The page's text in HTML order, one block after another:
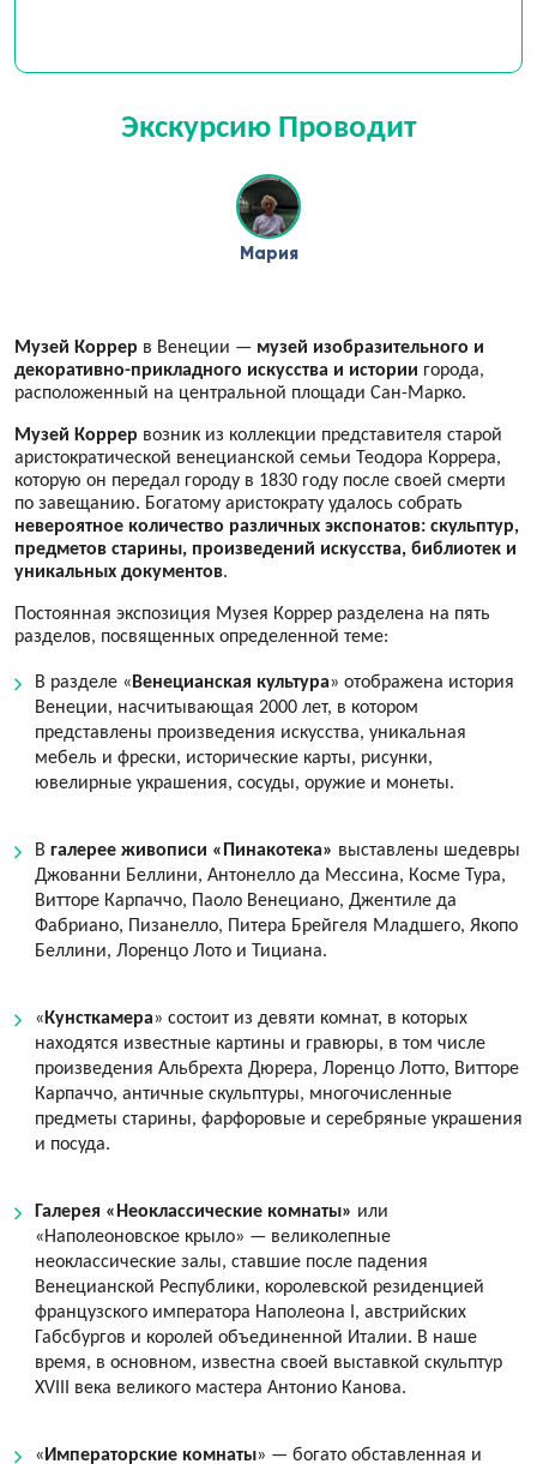
Музей Коррер в Венеции — музей изобразительного и
декоративно-прикладного искусства и истории города,
расположенный на центральной площади Сан-Марко.
Музей Коррер возник из коллекции представителя старой
аристократической венецианской семьи Теодора Коррера,
которую он передал городу в 1830 году после своей смерти
по завещанию. Богатому аристократу удалось собрать
невероятное количество различных экспонатов: скульптур,
предметов старины, произведений искусства, библиотек и
уникальных документов.
Постоянная экспозиция Музея Коррер разделена на пять
разделов, посвященных определенной теме:
В разделе « Венецианская культура» отображена история
Венеции, насчитывающая 2000 лет, в котором
представлены произведения искусства, уникальная
мебель и фрески, исторические карты, рисунки,
ювелирные украшения, сосуды, оружие и монеты.
В галерее живописи «Пинакотека» выставлены шедевры
Джованни Беллини, Антонелло да Мессина, Косме Тура,
Витторе Карпаччо, Паоло Венециано, Джентиле да
Фабриано, Пизанелло, Питера Брейгеля Младшего, Якопо
Беллини, Лоренцо Лото и Тициана.
«Кунсткамера» состоит из девяти комнат, в которых
находятся известные картины и гравюры, в том числе
произведения Альбрехта Дюрера, Лоренцо Лотто, Витторе
Карпаччо, античные скульптуры, многочисленные
предметы старины, фарфоровые и серебряные украшения
и посуда.
Галерея «Неоклассические комнаты» или
«Наполеоновское крыло» — великолепные
неоклассические залы, ставшие после падения
Венецианской Республики, королевской резиденцией
французского императора Наполеона I, австрийских
Габсбургов и королей объединенной Италии. В наше
время, в основном, известна своей выставкой скульптур
XVIII века великого мастера Антонио Канова.
« Императорские комнаты» — богато обставленная и
Экскурсию Проводит
Мария